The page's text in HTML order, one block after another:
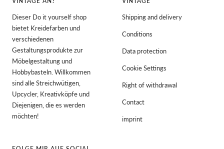
Dieser Do it yourself shop
bietet Kreidefarben und
verschiedenen
Gestaltungsprodukte zur
Möbelgestaltung und
Hobbybasteln. Willkommen
sind alle Streichwütigen,
Upcycler, Kreativköpfe und
Diejenigen, die es werden
möchten!
Shipping and delivery
Conditions
Data protection
Cookie Settings
Right of withdrawal
Contact
imprint